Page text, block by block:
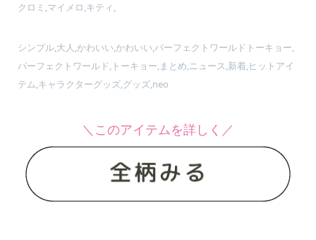
クロミ,マイメロ,キティ,
シンプル,大人,かわいい,かわいい,パーフェクトワールドトーキョー,
パーフェクトワールド,トーキョー,まとめ,ニュース,新着,ヒットアイ
テム,キャラクターグッズ,グッズ,neo
＼このアイテムを詳しく／